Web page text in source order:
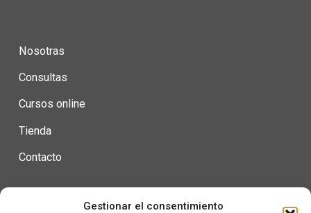
Gestionar el consentimiento
Nosotras
Consultas
Cursos online
Tienda
Contacto